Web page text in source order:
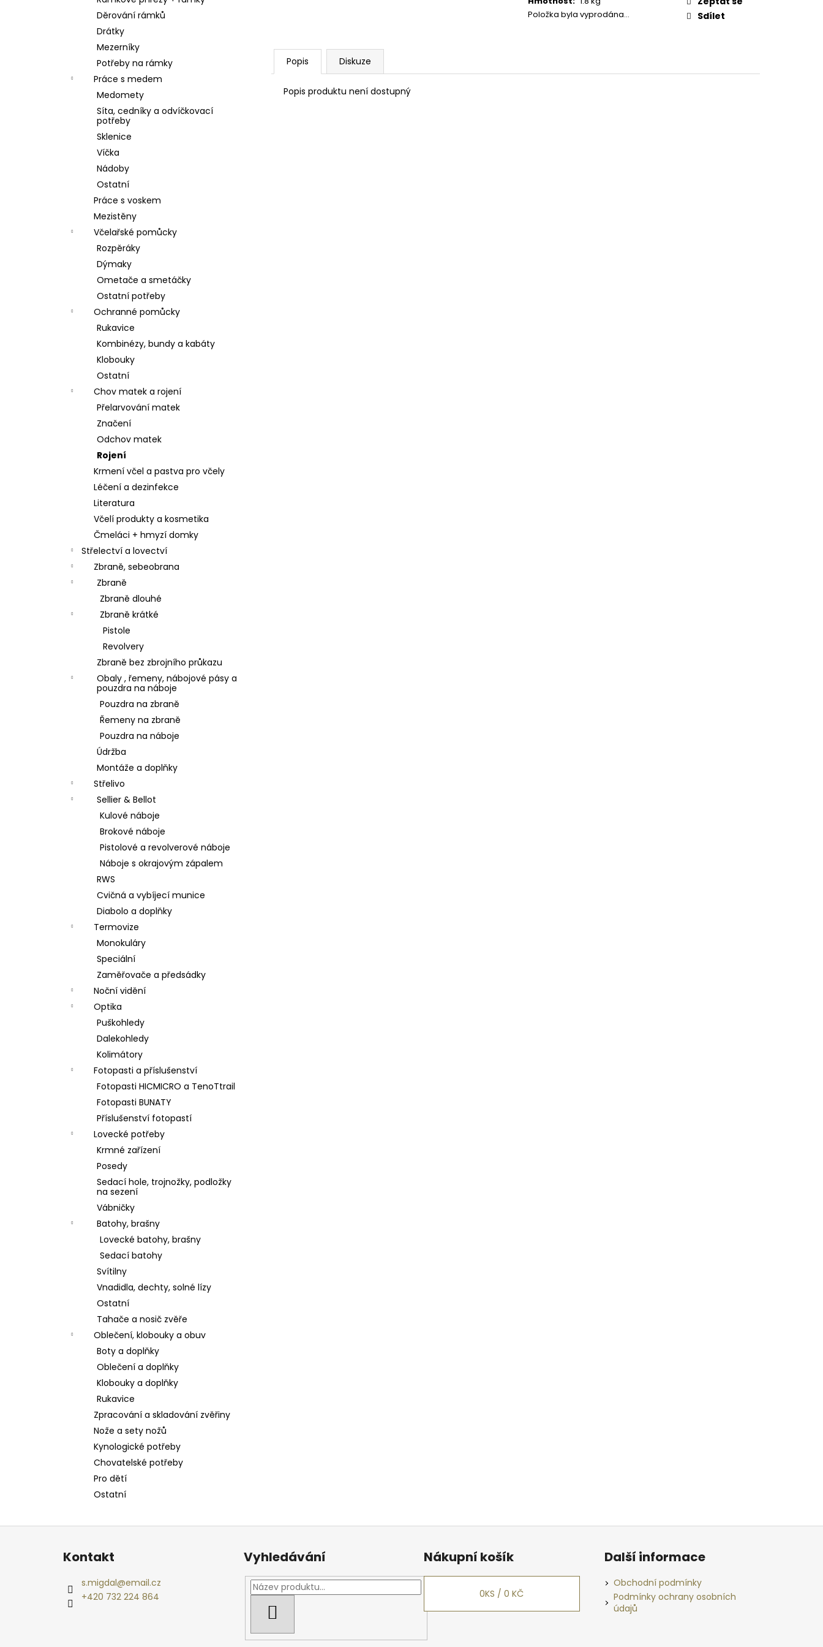
Děrování rámků
Drátky
Mezerníky
Potřeby na rámky
Práce s medem
Medomety
Síta, cedníky a odvíčkovací
potřeby
Sklenice
Víčka
Nádoby
Ostatní
Práce s voskem
Mezistěny
Včelařské pomůcky
Rozpěráky
Dýmaky
Ometače a smetáčky
Ostatní potřeby
Ochranné pomůcky
Rukavice
Kombinézy, bundy a kabáty
Klobouky
Ostatní
Chov matek a rojení
Přelarvování matek
Značení
Odchov matek
Rojení
Krmení včel a pastva pro včely
Léčení a dezinfekce
Literatura
Včelí produkty a kosmetika
Čmeláci + hmyzí domky
Střelectví a lovectví
Zbraně, sebeobrana
Zbraně
Zbraně dlouhé
Zbraně krátké
Pistole
Revolvery
Zbraně bez zbrojního průkazu
Obaly , řemeny, nábojové pásy a
pouzdra na náboje
Pouzdra na zbraně
Řemeny na zbraně
Pouzdra na náboje
Údržba
Montáže a doplňky
Střelivo
Sellier & Bellot
Kulové náboje
Brokové náboje
Pistolové a revolverové náboje
Náboje s okrajovým zápalem
RWS
Cvičná a vybíjecí munice
Diabolo a doplňky
Termovize
Monokuláry
Speciální
Zaměřovače a předsádky
Noční vidění
Optika
Puškohledy
Dalekohledy
Kolimátory
Fotopasti a příslušenství
Fotopasti HICMICRO a TenoTtrail
Fotopasti BUNATY
Příslušenství fotopastí
Lovecké potřeby
Krmné zařízení
Posedy
Sedací hole, trojnožky, podložky
na sezení
Vábničky
Batohy, brašny
Lovecké batohy, brašny
Sedací batohy
Svítilny
Vnadidla, dechty, solné lízy
Ostatní
Tahače a nosič zvěře
Oblečení, klobouky a obuv
Boty a doplňky
Oblečení a doplňky
Klobouky a doplňky
Rukavice
Zpracování a skladování zvěřiny
Nože a sety nožů
Kynologické potřeby
Chovatelské potřeby
Pro dětí
Ostatní
Položka byla vyprodána…
Sdílet
Popis Diskuze
Popis produktu není dostupný
SKLENICE SVAZOVÁ VČELA 770ML BEZ CVIČNÁ MUNICE – PISTOLE KAL. .9 MM
Z
Kontakt
s.migdal@email.cz
+420 732 224 864
Vyhledávání Nákupní košík
0KS /0 KČ
Další informace
Obchodní podmínky
Podmínky ochrany osobních
údajů